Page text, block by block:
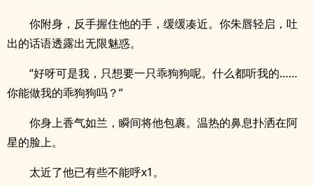
你附身，反手握住他的手，缓缓凑近。你朱唇轻启，吐
出的话语透露出无限魅惑。
“好呀可是我，只想要一只乖狗狗呢。什么都听我的……
你能做我的乖狗狗吗？“
你身上香气如兰，瞬间将他包裹。温热的鼻息扑洒在阿
星的脸上。
太近了他已有些不能呼x1。